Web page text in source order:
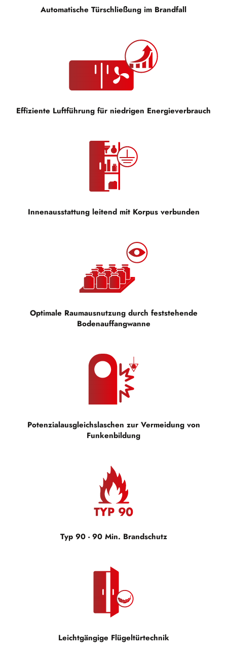
Automatische Türschließung im Brandfall
Effiziente Luftführung für niedrigen Energieverbrauch
Innenausstattung leitend mit Korpus verbunden
Optimale Raumausnutzung durch feststehende
Bodenauffangwanne
Potenzialausgleichslaschen zur Vermeidung von
Funkenbildung
Typ 90 - 90 Min. Brandschutz
Leichtgängige Flügeltürtechnik